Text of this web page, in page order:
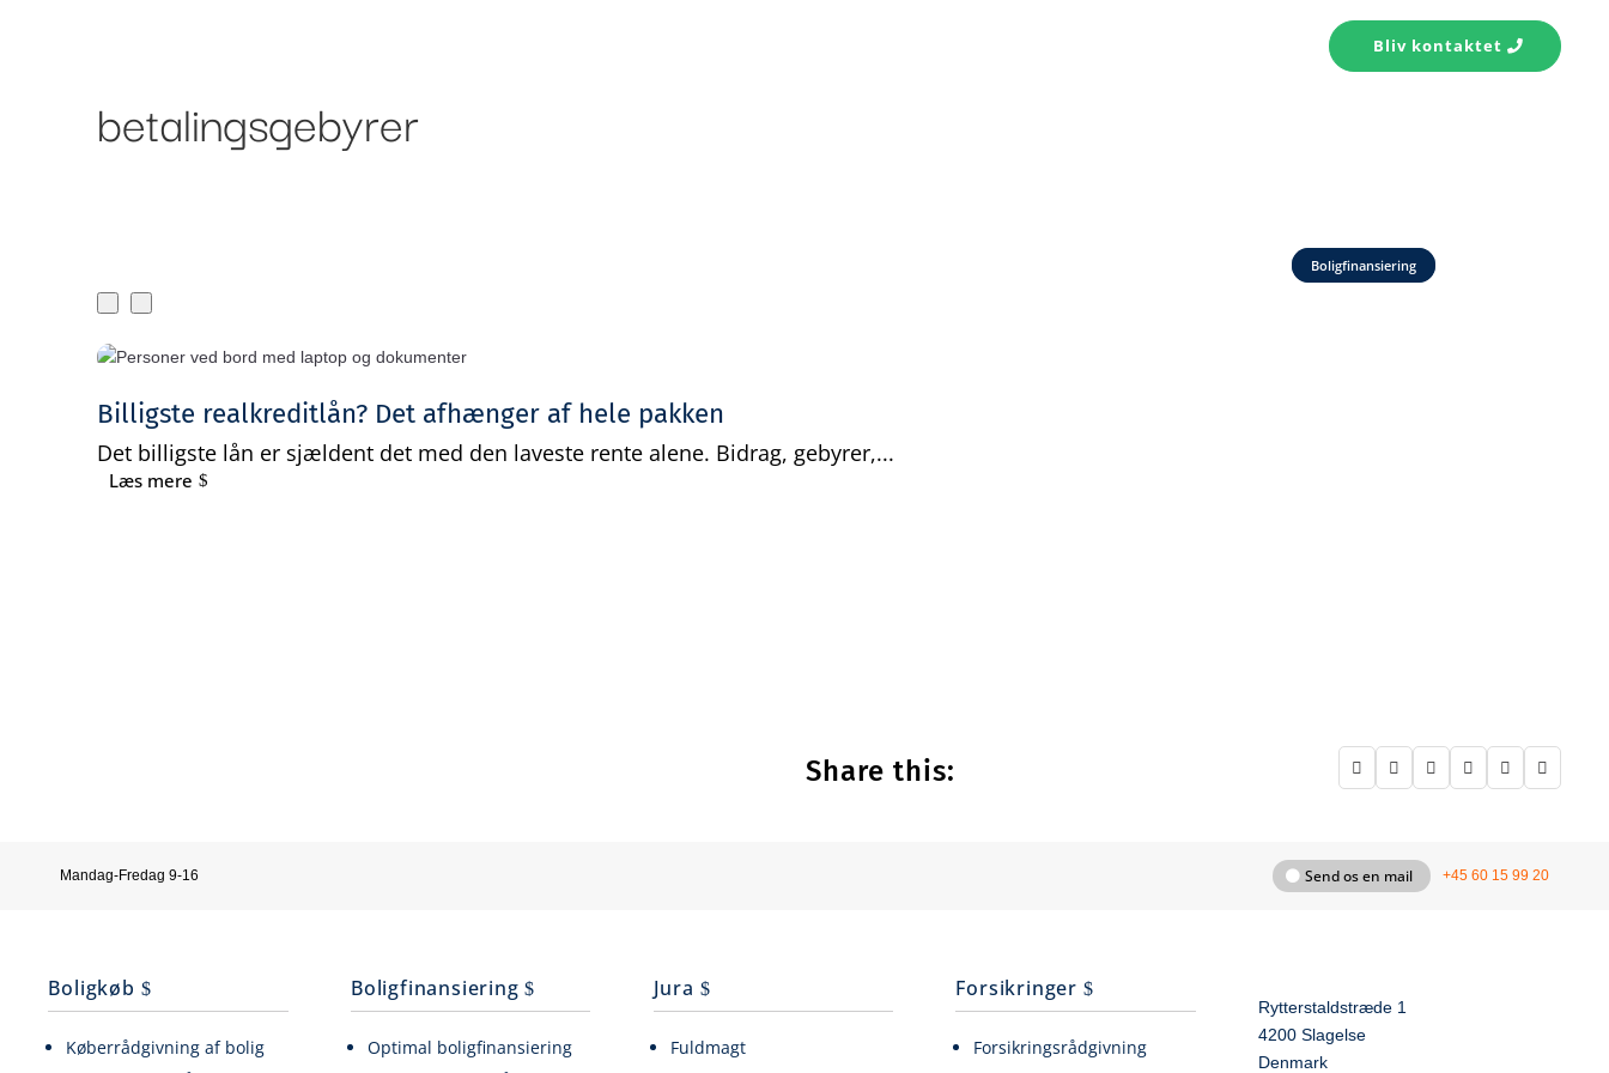
Bliv kontaktet
betalingsgebyrer
Boligfinansiering
Billigste realkreditlån? Det afhænger af hele pakken
Det billigste lån er sjældent det med den laveste rente alene. Bidrag, gebyrer,...
Læs mere
Share this:      
Mandag-Fredag 9-16 Send os en mail +45 60 15 99 20
Boligkøb
Køberrådgivning af bolig
Boligfinansiering
Optimal boligfinansiering
Jura
Fuldmagt
Forsikringer
Forsikringsrådgivning
Rytterstaldstræde 1
4200 Slagelse
Denmark